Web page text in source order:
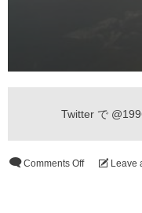
Twitter で
Comments Off Leave